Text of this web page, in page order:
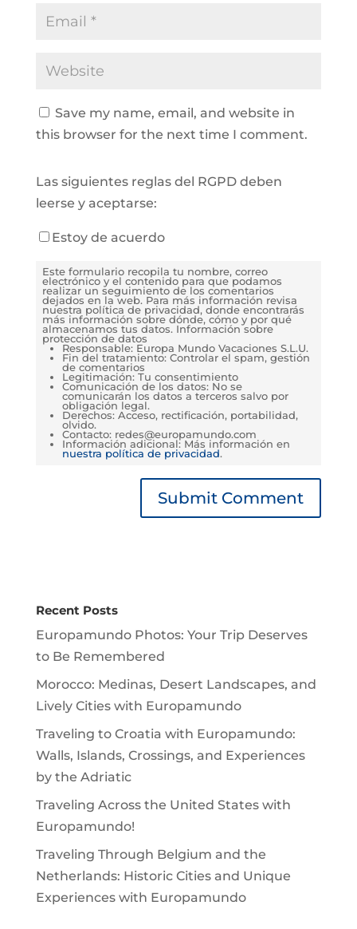
Save my name, email, and website in
this browser for the next time I comment.
Las siguientes reglas del RGPD deben
leerse y aceptarse:
Estoy de acuerdo
Este formulario recopila tu nombre, correo
electrónico y el contenido para que podamos
realizar un seguimiento de los comentarios
dejados en la web. Para más información revisa
nuestra política de privacidad, donde encontrarás
más información sobre dónde, cómo y por qué
almacenamos tus datos. Información sobre
protección de datos
Responsable: Europa Mundo Vacaciones S.L.U.
Fin del tratamiento: Controlar el spam, gestión
de comentarios
Legitimación: Tu consentimiento
Comunicación de los datos: No se
comunicarán los datos a terceros salvo por
obligación legal.
Derechos: Acceso, rectificación, portabilidad,
olvido.
Contacto: redes@europamundo.com
Información adicional: Más información en
nuestra política de privacidad.
Recent Posts
Europamundo Photos: Your Trip Deserves
to Be Remembered
Morocco: Medinas, Desert Landscapes, and
Lively Cities with Europamundo
Traveling to Croatia with Europamundo:
Walls, Islands, Crossings, and Experiences
by the Adriatic
Traveling Across the United States with
Europamundo!
Traveling Through Belgium and the
Netherlands: Historic Cities and Unique
Experiences with Europamundo